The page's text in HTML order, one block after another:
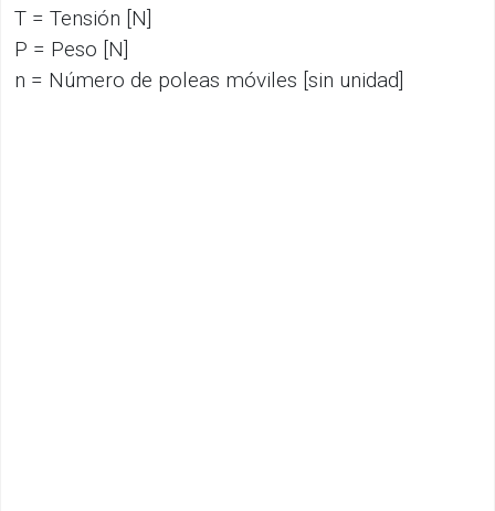
T = Tensión [N]
P = Peso [N]
n = Número de poleas móviles [sin unidad]